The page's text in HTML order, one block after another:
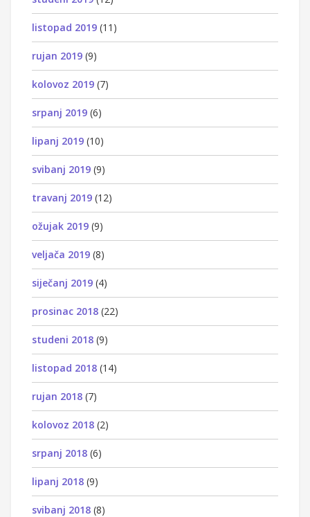
listopad 2019 (11)
rujan 2019 (9)
kolovoz 2019 (7)
srpanj 2019 (6)
lipanj 2019 (10)
svibanj 2019 (9)
travanj 2019 (12)
ožujak 2019 (9)
veljača 2019 (8)
siječanj 2019 (4)
prosinac 2018 (22)
studeni 2018 (9)
listopad 2018 (14)
rujan 2018 (7)
kolovoz 2018 (2)
srpanj 2018 (6)
lipanj 2018 (9)
svibanj 2018 (8)